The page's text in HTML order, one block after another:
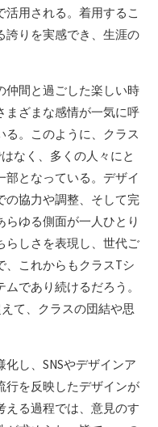
活用される。着用するこ
誇りを実感でき、生涯の
仲間と過ごした楽しい時
まざまな感情が一気に呼
。このように、クラス
なく、多くの人々にと
部となっている。デザイ
の協力や調整、そして完
ゆる側面が一人ひとり
らしさを表現し、世代ご
、これからもクラスTシ
であり続けるだろう。
て、クラスの団結や思
し、SNSやデザインア
行を反映したデザインが
える過程では、意見のす